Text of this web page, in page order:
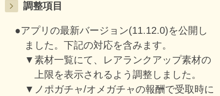
調整項目
●アプリの最新バージョン(11.12.0)を公開し
ました。下記の対応を含みます。
▼素材一覧にて、レアランクアップ素材の
上限を表示されるよう調整しました。
▼ノポガチャ/オメガチャの報酬で受取時に